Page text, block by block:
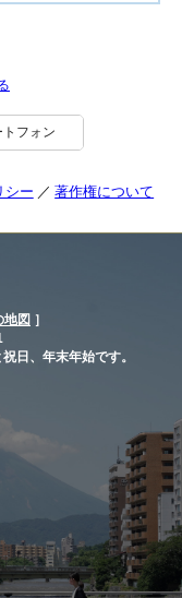
トフォン
シー 著作権について
地図 ］
日、年末年始です。